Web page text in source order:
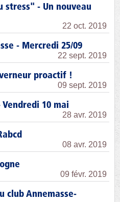
stress" - Un nouveau
22 oct. 2019
- Mercredi 25/09
22 sept. 2019
proactif !
09 sept. 2019
10 mai
28 avr. 2019
08 avr. 2019
09 févr. 2019
club Annemasse-